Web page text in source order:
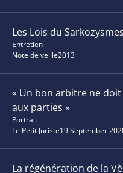
Les Lois du Sarkozysmes
Entretien
Note de veille2013
« Un bon arbitre ne
aux parties »
Portrait
Le Petit Juriste19 September
La régénération de la